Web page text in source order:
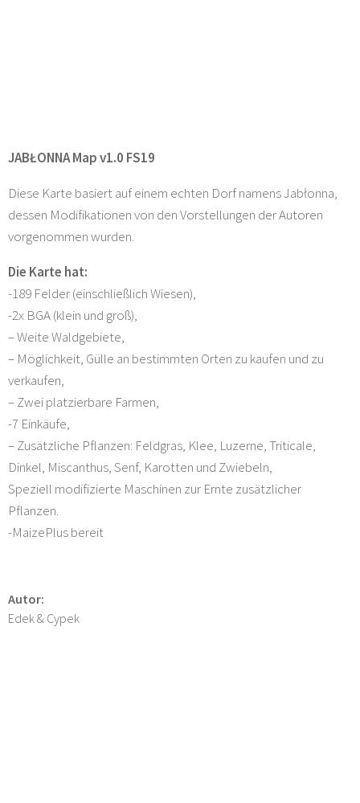
JABŁONNA Map v1.0 FS19
Diese Karte basiert auf einem echten Dorf namens Jabłonna,
dessen Modifikationen von den Vorstellungen der Autoren
vorgenommen wurden.
Die Karte hat:
-189 Felder (einschließlich Wiesen),
-2x BGA (klein und groß),
– Weite Waldgebiete,
– Möglichkeit, Gülle an bestimmten Orten zu kaufen und zu
verkaufen,
– Zwei platzierbare Farmen,
-7 Einkäufe,
– Zusätzliche Pflanzen: Feldgras, Klee, Luzerne, Triticale,
Dinkel, Miscanthus, Senf, Karotten und Zwiebeln,
Speziell modifizierte Maschinen zur Ernte zusätzlicher
Pflanzen.
-MaizePlus bereit
Autor:
Edek & Cypek